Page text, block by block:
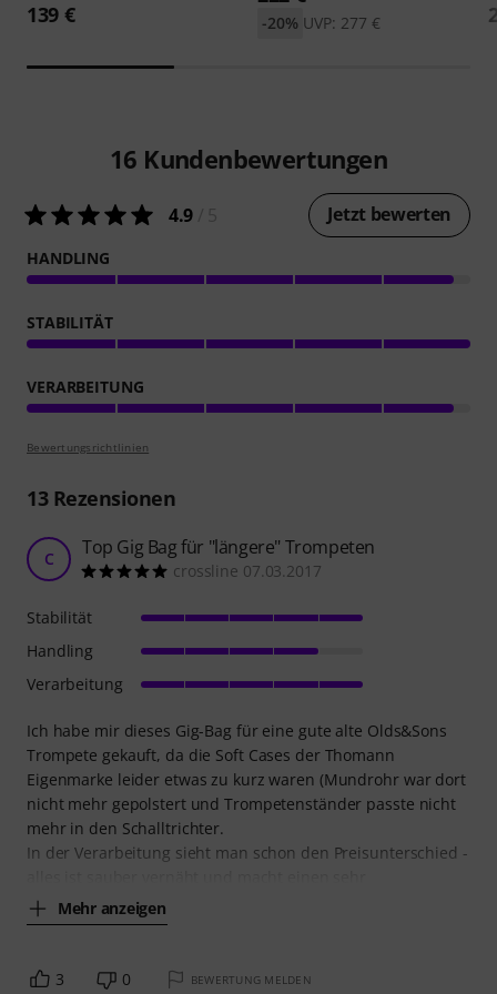
139 € UVP: 277 €
-20%
16 Kundenbewertungen
4.9 Jetzt bewerten
HANDLING
STABILITÄT
VERARBEITUNG
Bewertungsrichtlinien
13Rezensionen
C Top Gig Bag für "längere" Trompeten
crossline 07.03.2017
Ich habe mir dieses Gig-Bag für eine gute alte Olds&Sons
Trompete gekauft, da die Soft Cases der Thomann
Eigenmarke leider etwas zu kurz waren (Mundrohr war dort
nicht mehr gepolstert und Trompetenständer passte nicht
mehr in den Schalltrichter.
In der Verarbeitung sieht man schon den Preisunterschied -
Mehr anzeigen
Stabilität
Handling
Verarbeitung
3 0 BEWERTUNG MELDEN